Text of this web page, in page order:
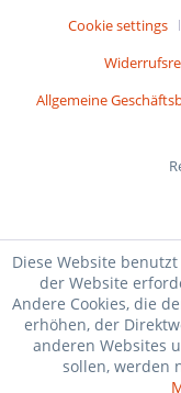
Cookie settings
Allgemeine
Diese Website
der Website
Andere Cookies, die
erhöhen, der
anderen Websites
sollen, werden